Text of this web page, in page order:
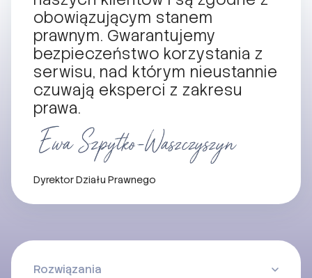
obowiązującym stanem
prawnym. Gwarantujemy
bezpieczeństwo korzystania z
serwisu, nad którym nieustannie
czuwają eksperci z zakresu
prawa.
Dyrektor Działu Prawnego
Rozwiązania